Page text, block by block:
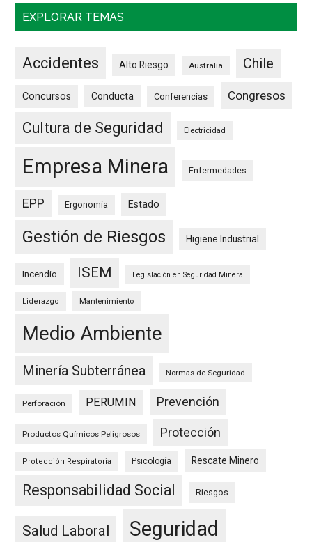
EXPLORAR TEMAS
Accidentes Alto Riesgo Australia Chile
Concursos Conducta Conferencias Congresos
Cultura de Seguridad Electricidad
Empresa Minera Enfermedades
EPP Ergonomía Estado
Gestión de Riesgos Higiene Industrial
Incendio ISEM Legislación en Seguridad Minera
Liderazgo Mantenimiento
Medio Ambiente
Minería Subterránea Normas de Seguridad
Perforación PERUMIN Prevención
Productos Químicos Peligrosos Protección
Protección Respiratoria Psicología Rescate Minero
Responsabilidad Social Riesgos
Salud Laboral
Seguridad